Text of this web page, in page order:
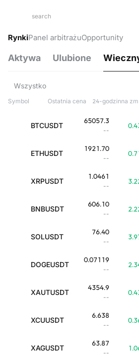
RynkiPanel arbitrażuOpportunity
Aktywa Ulubione
Wszystko
Symbol Ostatnia cena
BTCUSDT
65057.3
--
ETHUSDT
1921.70
--
XRPUSDT
1.0461
--
BNBUSDT
606.10
--
SOLUSDT
76.40
--
DOGEUSDT
0.07119
--
XAUTUSDT
4354.9
--
XCUUSDT
6.638
--
XAGUSDT
63.87
--